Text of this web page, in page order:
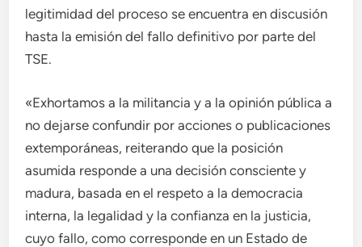
legitimidad del proceso se encuentra en discusión
hasta la emisión del fallo definitivo por parte del
TSE.
«Exhortamos a la militancia y a la opinión pública a
no dejarse confundir por acciones o publicaciones
extemporáneas, reiterando que la posición
asumida responde a una decisión consciente y
madura, basada en el respeto a la democracia
interna, la legalidad y la confianza en la justicia,
cuyo fallo, como corresponde en un Estado de